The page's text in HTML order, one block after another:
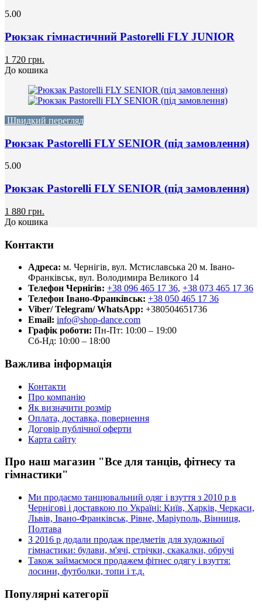
5.00
Рюкзак гімнастичний Pastorelli FLY JUNIOR
1 720 грн.
До кошика
Швидкий перегляд
Рюкзак Pastorelli FLY SENIOR (під замовлення)
5.00
Рюкзак Pastorelli FLY SENIOR (під замовлення)
1 880 грн.
До кошика
Контакти
Адреса: м. Чернігів, вул. Мстиславська 20 м. Івано-
Франківськ, вул. Володимира Великого 14
Телефон Чернігів: +38 096 465 17 36, +38 073 465 17 36
Телефон Івано-Франківськ: +38 050 465 17 36
Viber/ Telegram/ WhatsApp: +380504651736
Email: info@shop-dance.com
Графік роботи: Пн-Пт: 10:00 – 19:00
Сб-Нд: 10:00 – 18:00
Важлива інформація
Контакти
Про компанію
Як визначити розмір
Оплата, доставка, повернення
Договір публічної оферти
Карта сайту
Про наш магазин "Все для танців, фітнесу та
гімнастики"
Ми продаємо танцювальний одяг і взуття з 2010 р в
Чернігові і доставкою по Україні: Київ, Харків, Черкаси,
Львів, Івано-Франківськ, Рівне, Маріуполь, Вінниця,
Полтава
З 2016 р додали продаж предметів для художньої
гімнастики: булави, м'ячі, стрічки, скакалки, обручі
Також займаємося продажем фітнес одягу і взуття:
лосини, футболки, топи і т.д.
Популярні категорії